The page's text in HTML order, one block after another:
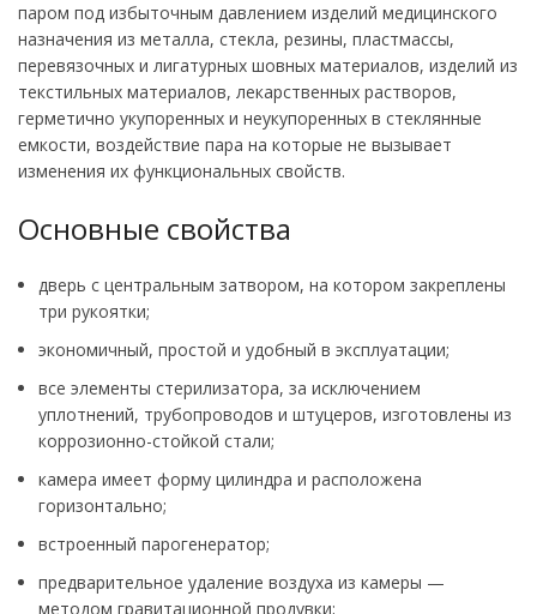
паром под избыточным давлением изделий медицинского
назначения из металла, стекла, резины, пластмассы,
перевязочных и лигатурных шовных материалов, изделий из
текстильных материалов, лекарственных растворов,
герметично укупоренных и неукупоренных в стеклянные
емкости, воздействие пара на которые не вызывает
изменения их функциональных свойств.
Основные свойства
дверь с центральным затвором, на котором закреплены
три рукоятки;
экономичный, простой и удобный в эксплуатации;
все элементы стерилизатора, за исключением
уплотнений, трубопроводов и штуцеров, изготовлены из
коррозионно-стойкой стали;
камера имеет форму цилиндра и расположена
горизонтально;
встроенный парогенератор;
предварительное удаление воздуха из камеры —
методом гравитационной продувки;